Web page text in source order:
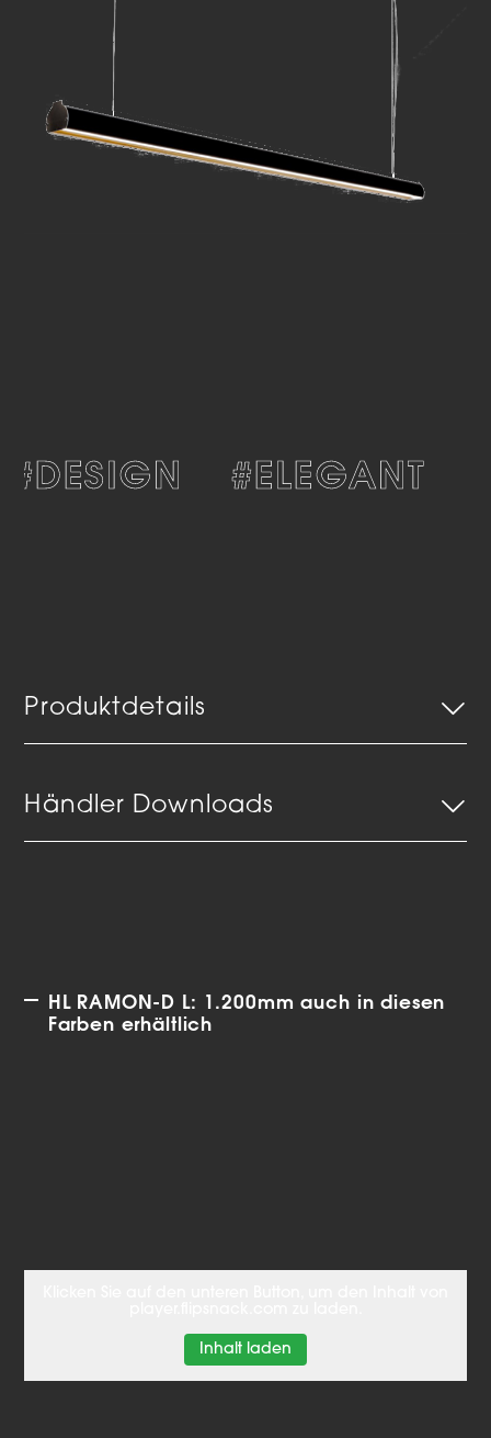
#ELEGANT
Produktdetails
Händler Downloads
HL RAMON-D L: 1.200mm auch in diesen
Farben erhältlich
Inhalt laden